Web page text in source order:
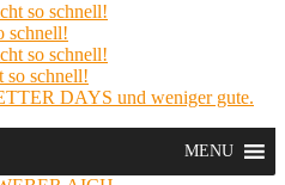
so schnell!
schnell!
so schnell!
so schnell!
DAYS und weniger gute.
MENU